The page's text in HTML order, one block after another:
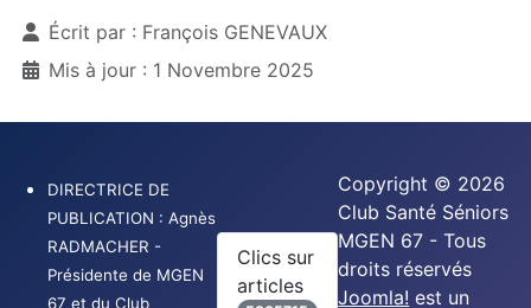
DétailsÉcrit par : François GENEVAUX
Mis à jour : 1 Novembre 2025
DIRECTRICE DE
PUBLICATION : Agnès
RADMACHER -
Présidente de MGEN
67 et du Club
Clics sur
articles
Copyright © 2026
Club Santé Séniors
MGEN 67 - Tous
droits réservés
Joomla! est un